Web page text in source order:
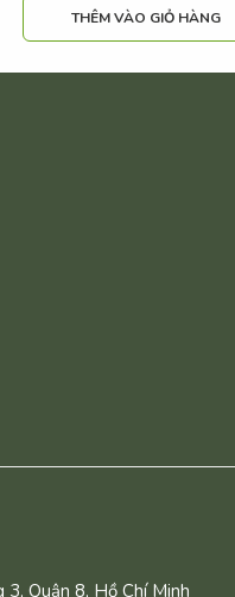
THÊM VÀO GIỎ HÀNG
Quận 8, Hồ Chí Minh